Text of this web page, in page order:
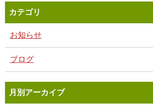
カテゴリ
お知らせ
ブログ
月別アーカイブ